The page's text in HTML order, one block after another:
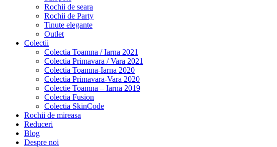
Rochii de seara
Rochii de Party
Tinute elegante
Outlet
Colectii
Colectia Toamna / Iarna 2021
Colectia Primavara / Vara 2021
Colectia Toamna-Iarna 2020
Colectia Primavara-Vara 2020
Colectie Toamna – Iarna 2019
Colectia Fusion
Colectia SkinCode
Rochii de mireasa
Reduceri
Blog
Despre noi